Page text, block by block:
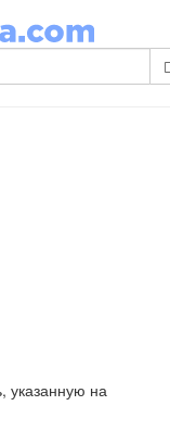
указанную на